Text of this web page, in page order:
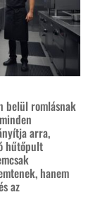
belül romlásnak
arra,
hűtőpult
hanem
az